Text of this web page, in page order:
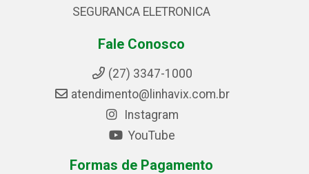
SEGURANCA ELETRONICA
Fale Conosco
(27) 3347-1000
atendimento@linhavix.com.br
Instagram
YouTube
Formas de Pagamento